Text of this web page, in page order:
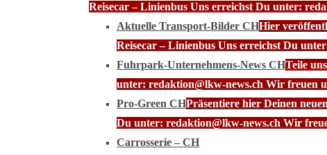
Reisecar – Linienbus Uns erreichst Du unter:
Aktuelle Transport-Bilder CHHier
Reisecar – Linienbus Uns erreichst Du
Fuhrpark-Unternehmens-News CHTeile
unter: redaktion@lkw-news.ch Wir freuen
Pro-Green CHPräsentiere hier Deinen
Du unter: redaktion@lkw-news.ch Wir
Carrosserie – CH